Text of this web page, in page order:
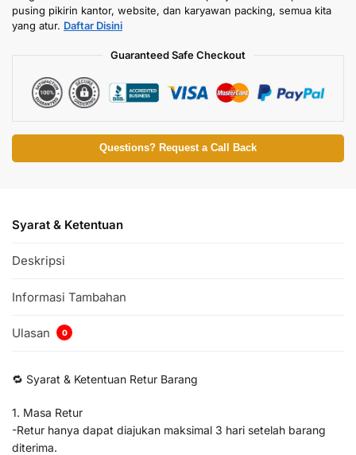
pusing pikirin kantor, website, dan karyawan packing, semua kita
yang atur. Daftar Disini
Guaranteed Safe Checkout
Questions? Request a Call Back
Syarat & Ketentuan
Deskripsi
Informasi Tambahan
Ulasan 0
🔁 Syarat & Ketentuan Retur Barang
1. Masa Retur
-Retur hanya dapat diajukan maksimal 3 hari setelah barang
diterima.